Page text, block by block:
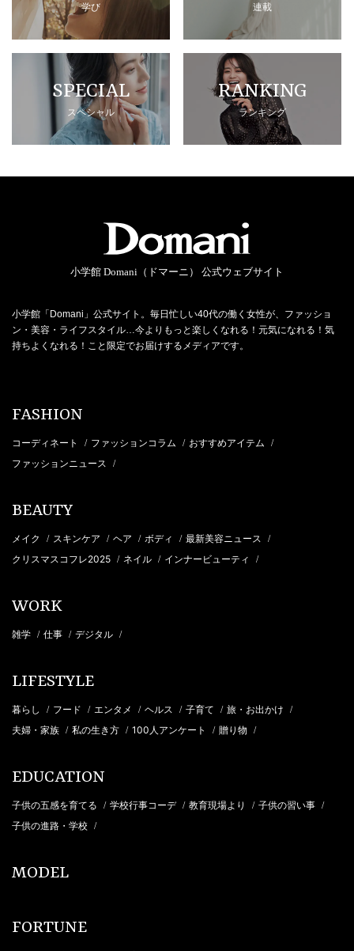
学び 連載
SPECIAL
スペシャル
RANKING
ランキング
小学館 Domani（ドマーニ） 公式ウェブサイト
小学館「Domani」公式サイト。毎日忙しい40代の働く女性が、ファッショ
ン・美容・ライフスタイル…今よりもっと楽しくなれる！元気になれる！気
持ちよくなれる！こと限定でお届けするメディアです。
FASHION
コーディネート / ファッションコラム / おすすめアイテム /
ファッションニュース /
BEAUTY
メイク / スキンケア / ヘア / ボディ / 最新美容ニュース /
クリスマスコフレ2025 / ネイル / インナービューティ /
WORK
雑学 / 仕事 / デジタル /
LIFESTYLE
暮らし / フード / エンタメ / ヘルス / 子育て / 旅・お出かけ /
夫婦・家族 / 私の生き方 / 100人アンケート / 贈り物 /
EDUCATION
子供の五感を育てる / 学校行事コーデ / 教育現場より / 子供の習い事 /
子供の進路・学校 /
MODEL
FORTUNE